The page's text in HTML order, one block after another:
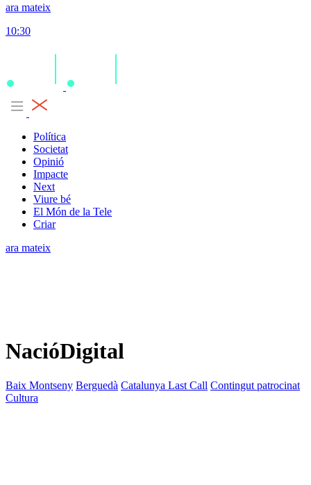
ara mateix
10:30
Política
Societat
Opinió
Impacte
Next
Viure bé
El Món de la Tele
Criar
ara mateix
NacióDigital
Baix Montseny Berguedà Catalunya Last Call Contingut patrocinat
Cultura